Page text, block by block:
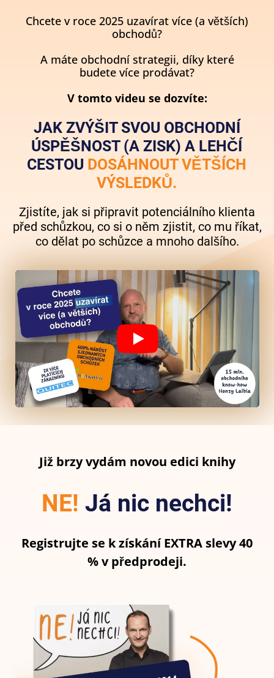
Chcete v roce 2025 uzavírat více (a větších)
obchodů?
A máte obchodní strategii, díky které
budete více prodávat?
V tomto videu se dozvíte:
JAK ZVÝŠIT SVOU OBCHODNÍ
ÚSPĚŠNOST (A ZISK) A LEHČÍ
CESTOU DOSÁHNOUT VĚTŠÍCH
VÝSLEDKŮ.
Zjistíte, jak si připravit potenciálního klienta
před schůzkou, co si o něm zjistit, co mu říkat,
co dělat po schůzce a mnoho dalšího.
Již brzy vydám novou edici knihy
NE! Já nic nechci!
Registrujte se k získání EXTRA slevy 40
% v předprodeji.